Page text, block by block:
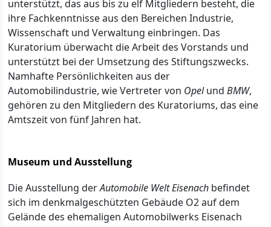
unterstützt, das aus bis zu elf Mitgliedern besteht, die
ihre Fachkenntnisse aus den Bereichen Industrie,
Wissenschaft und Verwaltung einbringen. Das
Kuratorium überwacht die Arbeit des Vorstands und
unterstützt bei der Umsetzung des Stiftungszwecks.
Namhafte Persönlichkeiten aus der
Automobilindustrie, wie Vertreter von Opelund BMW,
gehören zu den Mitgliedern des Kuratoriums, das eine
Amtszeit von fünf Jahren hat.
Museum und Ausstellung
Die Ausstellung derAutomobile Welt Eisenach befindet
sich im denkmalgeschützten Gebäude O2 auf dem
Gelände des ehemaligen Automobilwerks Eisenach